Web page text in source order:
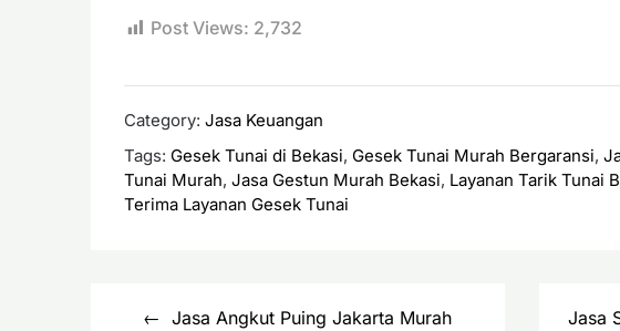
Post Views: 2,732
Category: Jasa Keuangan
Tags: Gesek Tunai di Bekasi, Gesek Tunai Murah Bergaransi,
Tunai Murah, Jasa Gestun Murah Bekasi, Layanan Tarik Tunai
Terima Layanan Gesek Tunai
NavigasiJasa Angkut Puing Jakarta Murah
Jasa